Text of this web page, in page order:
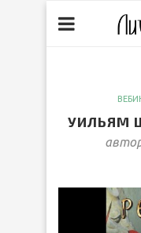
УИЛЬЯМ